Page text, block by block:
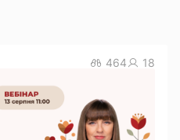
464 18